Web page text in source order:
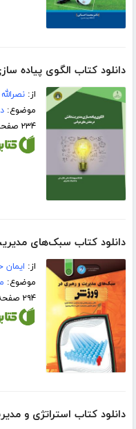
دانلود کتاب الگوی پیاده
از:
موضوع:
۲۳۴ صفحه
دانلود کتاب سبک‌های
از:
موضوع:
۲۹۴ صفحه
دانلود کتاب استراتژی و